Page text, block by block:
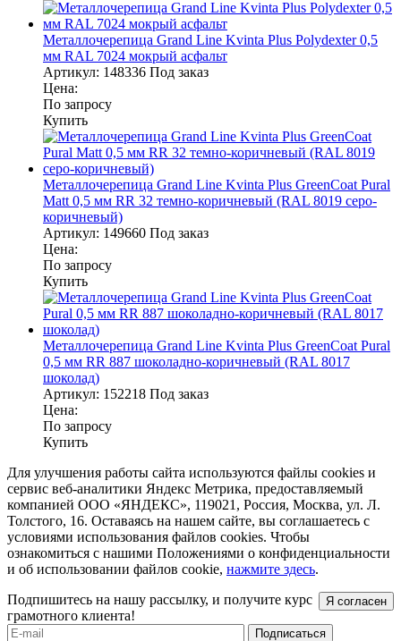
Металлочерепица Grand Line Kvinta Plus Polydexter 0,5
мм RAL 7024 мокрый асфальт
Артикул: 148336 Под заказ
Цена:
По запросу
Купить
Металлочерепица Grand Line Kvinta Plus GreenCoat Pural
Matt 0,5 мм RR 32 темно-коричневый (RAL 8019 серо-
коричневый)
Артикул: 149660 Под заказ
Цена:
По запросу
Купить
Металлочерепица Grand Line Kvinta Plus GreenCoat Pural
0,5 мм RR 887 шоколадно-коричневый (RAL 8017
шоколад)
Артикул: 152218 Под заказ
Цена:
По запросу
Купить
Для улучшения работы сайта используются файлы cookies и
сервис веб-аналитики Яндекс Метрика, предоставляемый
компанией ООО «ЯНДЕКС», 119021, Россия, Москва, ул. Л.
Толстого, 16. Оставаясь на нашем сайте, вы соглашаетесь с
условиями использования файлов cookies. Чтобы
ознакомиться с нашими Положениями о конфиденциальности
и об использовании файлов cookie, нажмите здесь.
Я согласен
Подпишитесь на нашу рассылку, и получите курс
грамотного клиента!